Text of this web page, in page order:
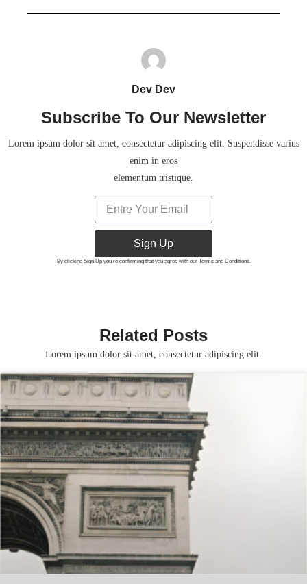
Dev Dev
Subscribe To Our Newsletter
Lorem ipsum dolor sit amet, consectetur adipiscing elit. Suspendisse varius
enim in eros
elementum tristique.
Sign Up
By clicking Sign Up you’re confirming that you agree with our Terms and Conditions.
Related Posts
Lorem ipsum dolor sit amet, consectetur adipiscing elit.